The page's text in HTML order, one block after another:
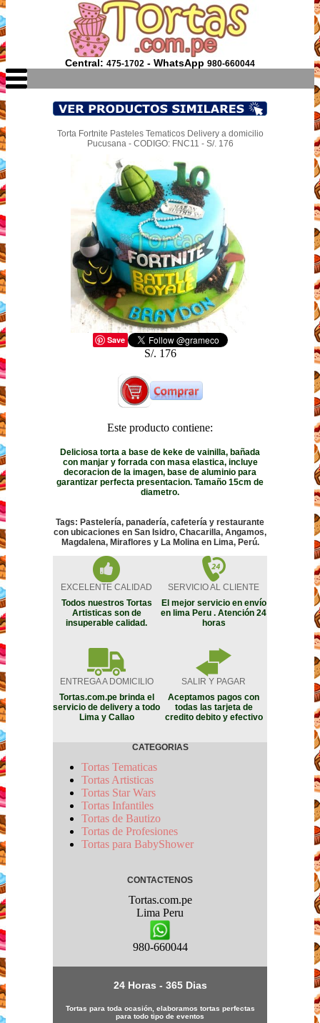
Central: 475-1702 - WhatsApp 980-660044
Torta Fortnite Pasteles Tematicos Delivery a domicilio
Pucusana - CODIGO: FNC11 - S/. 176
Save
S/. 176
Este producto contiene:
Deliciosa torta a base de keke de vainilla, bañada
con manjar y forrada con masa elastica, incluye
decoracion de la imagen, base de aluminio para
garantizar perfecta presentacion. Tamaño 15cm de
diametro.
Tags: Pastelería, panadería, cafetería y restaurante
con ubicaciones en San Isidro, Chacarilla, Angamos,
Magdalena, Miraflores y La Molina en Lima, Perú.
EXCELENTE CALIDAD
SERVICIO AL CLIENTE
Todos nuestros Tortas
Artisticas son de
insuperable calidad.
El mejor servicio en envío
en lima Peru . Atención 24
horas
ENTREGA A DOMICILIO
SALIR Y PAGAR
Tortas.com.pe brinda el
servicio de delivery a todo
Lima y Callao
Aceptamos pagos con
todas las tarjeta de
credito debito y efectivo
CATEGORIAS
Tortas Tematicas
Tortas Artisticas
Tortas Star Wars
Tortas Infantiles
Tortas de Bautizo
Tortas de Profesiones
Tortas para BabyShower
CONTACTENOS
Tortas.com.pe
Lima Peru
980-660044
24 Horas - 365 Dias
Tortas para toda ocasión, elaboramos tortas perfectas
para todo tipo de eventos